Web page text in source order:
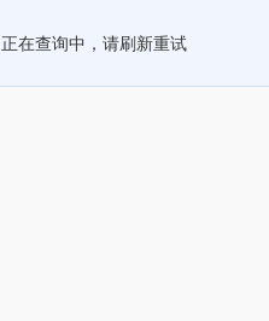
正在查询中，请刷新重试